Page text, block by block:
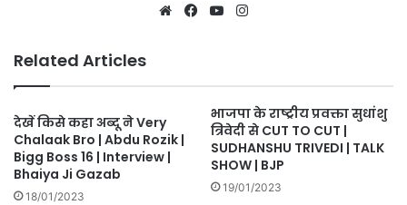
WebsiteFacebookYouTube
Related Articles
देखें किसे कहा अब्दू ने Very
Chalaak Bro | Abdu Rozik |
Bigg Boss 16 | Interview |
Bhaiya Ji Gazab
18/01/2023
भाजपा के राष्ट्रीय प्रवक्ता सुधांशु
त्रिवेदी से CUT TO CUT |
SUDHANSHU TRIVEDI | TALK
SHOW | BJP
19/01/2023